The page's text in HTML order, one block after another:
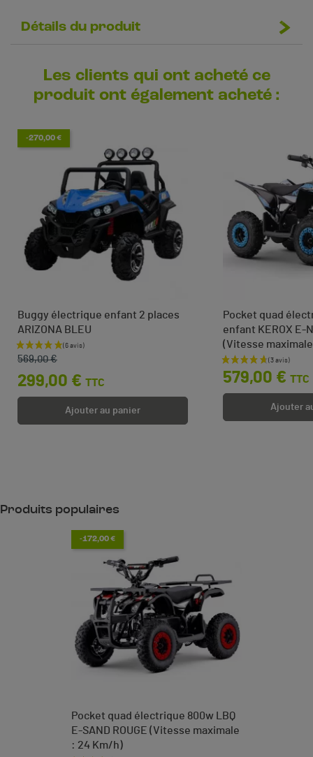
Détails du produit
Les clients qui ont acheté ce
produit ont également acheté :
-270,00 €
Buggy électrique enfant 2 places
ARIZONA BLEU
Prix de base
569,00 €
Prix
299,00 € TTC
Ajouter au panier
Pocket quad
enfant KEROX E-
(Vitesse
Prix
579,00 € TTC
Ajouter
Produits populaires
-172,00 €
Pocket quad électrique 800w LBQ
E-SAND ROUGE (Vitesse maximale
: 24 Km/h)